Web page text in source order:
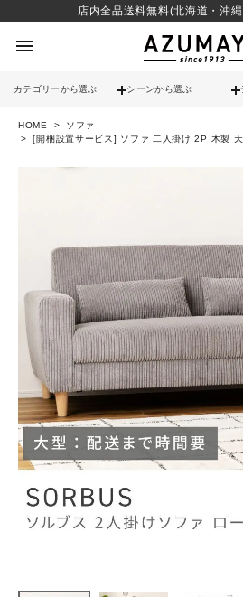
店内全品送料無料(北海道・沖
menu
カテゴリーから選ぶ シーンから選ぶ
check 送料無料
search
contact_support よくある質問
call 052-241-3103
schedule
ACCOUNT MENU
meeting_room ログイン person 会員登録
HOME
ソファ
[開梱設置サービス] ソファ 二人掛け 2P 木製